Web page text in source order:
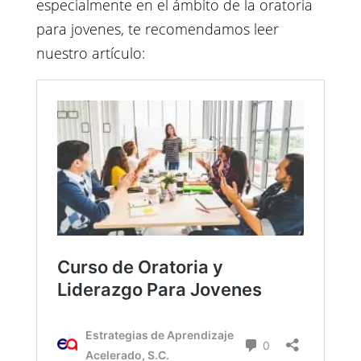
especialmente en el ámbito de la oratoria
para jovenes, te recomendamos leer
nuestro artículo: